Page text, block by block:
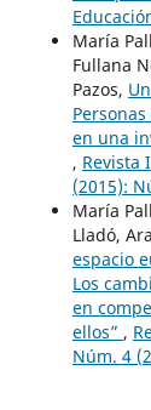
María
Fullana
Pazos,
en una
, Revista
(2015):
María
Lladó,
espacio
Los
en
ellos” ,
Núm. 4